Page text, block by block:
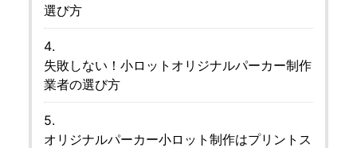
選び方
失敗しない！小ロットオリジナルパーカー制作
業者の選び方
オリジナルパーカー小ロット制作はプリントス